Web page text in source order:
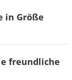
in Größe
freundliche